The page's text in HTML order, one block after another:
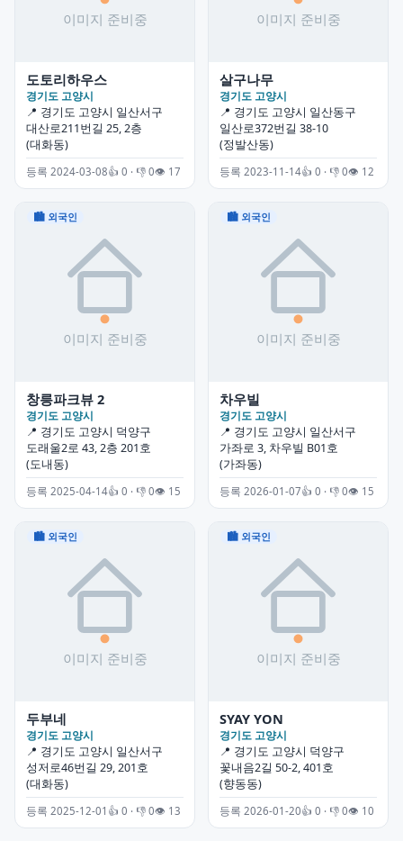
도토리하우스
경기도 고양시
📍 경기도 고양시 일산서구
대산로211번길 25, 2층
(대화동)
등록 2024-03-08👍 0 · 👎 0👁 17
살구나무
경기도 고양시
📍 경기도 고양시 일산동구
일산로372번길 38-10
(정발산동)
등록 2023-11-14👍 0 · 👎 0👁 12
🏙 외국인
창릉파크뷰 2
경기도 고양시
📍 경기도 고양시 덕양구
도래울2로 43, 2층 201호
(도내동)
등록 2025-04-14👍 0 · 👎 0👁 15
🏙 외국인
차우빌
경기도 고양시
📍 경기도 고양시 일산서구
가좌로 3, 차우빌 B01호
(가좌동)
등록 2026-01-07👍 0 · 👎 0👁 15
🏙 외국인
두부네
경기도 고양시
📍 경기도 고양시 일산서구
성저로46번길 29, 201호
(대화동)
등록 2025-12-01 👍 0 · 👎 0👁 13
🏙 외국인
SYAY YON
경기도 고양시
📍 경기도 고양시 덕양구
꽃내음2길 50-2, 401호
(향동동)
등록 2026-01-20👍 0 · 👎 0👁 10